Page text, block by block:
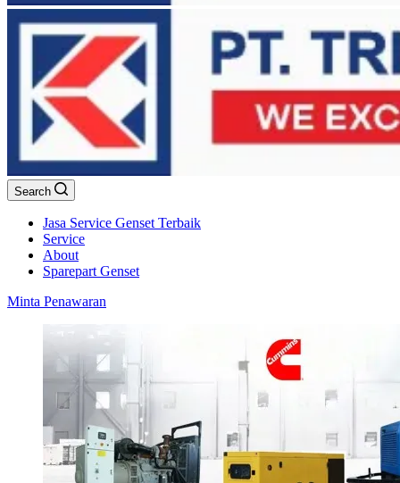
Search
Jasa Service Genset Terbaik
Service
About
Sparepart Genset
Minta Penawaran